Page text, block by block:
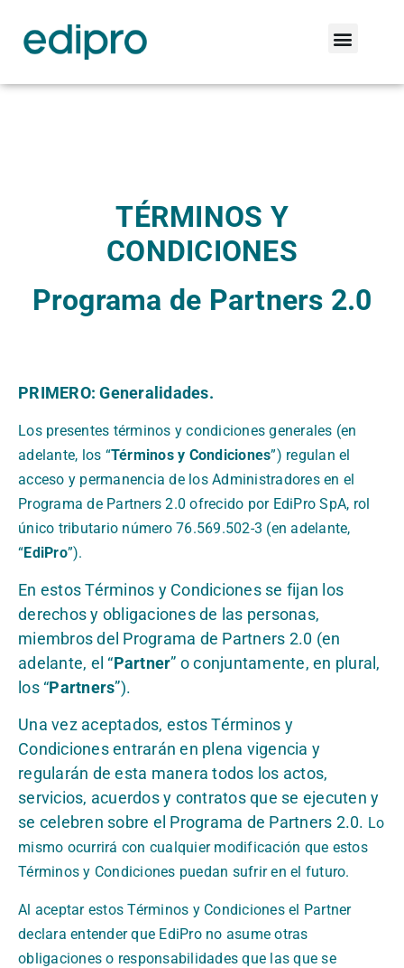
TÉRMINOS Y
CONDICIONES
Programa de Partners 2.0
PRIMERO: Generalidades.
Los presentes términos y condiciones generales (en
adelante, los “Términos y Condiciones”) regulan el
acceso y permanencia de los Administradores en el
Programa de Partners 2.0ofrecido por EdiPro SpA, rol
único tributario número 76.569.502-3 (en adelante,
“EdiPro”).
En estos Términos y Condiciones se fijan los
derechos y obligaciones de las personas,
miembros del Programa de Partners 2.0 (en
adelante, el “Partner” o conjuntamente, en plural,
los “Partners”).
Una vez aceptados, estos Términos y
Condiciones entrarán en plena vigencia y
regularán de esta manera todos los actos,
servicios, acuerdos y contratos que se ejecuten y
se celebren sobre el Programa de Partners 2.0. Lo
mismo ocurrirá con cualquier modificación que estos
Términos y Condiciones puedan sufrir en el futuro.
Al aceptar estos Términos y Condiciones el Partner
declara entender que EdiPro no asume otras
obligaciones o responsabilidades que las que se